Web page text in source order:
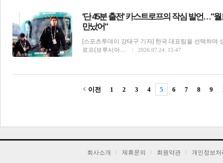
'단 45분 출전' 카스트로프의 작심 발언…"
만났어"
[스포츠투데이 강태구 기자] 한국 대표팀을 선택하며
로프(보루시아…
2026.07.24. 15:47
이전 1 2 3 4 5 6 7 8 9
회사소개 제휴문의 회원약관 개인정보처